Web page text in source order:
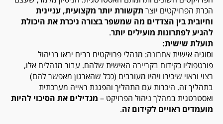
הכרת הפרויקטים יוצר תקשורת יותר מקצועית, עניינית
וחיובית בין הצדדים מה שמשפר בצורה ניכרת את היכולת
להגיע לפתרונות מועילים יותר.
תועלת שישית:
וסוגיה אישית אחרונה: מנהלי פרויקטים רבים יראו בניהול
פורטפוליו כקידום בקריירה האישית שלהם. עבור מנהלים אלו,
רצוי וראוי שיכירו ויהיו מעורבים (ככל שהארגון מאפשר להם)
בתהליך זה. היכרות עם התהליך והפגנת ראייה מערכתית
ואסטרטגית במהלך ניהול הפרויקט – מגדילים את הסיכוי להיות
מועמדים ראויים לקידום זה.